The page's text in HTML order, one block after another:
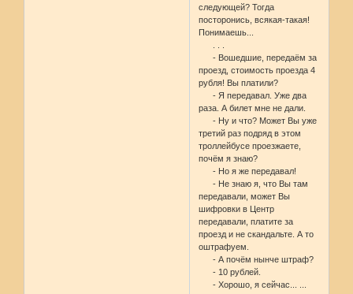
следующей? Тогда
посторонись, всякая-такая!
Понимаешь...
- Вошедшие, передаём за
проезд, стоимость проезда 4
рубля! Вы платили?
- Я передавал. Уже два
раза. А билет мне не дали.
- Ну и что? Может Вы уже
третий раз подряд в этом
троллейбусе проезжаете,
почём я знаю?
- Но я же передавал!
- Не знаю я, что Вы там
передавали, может Вы
шифровки в Центр
передавали, платите за
проезд и не скандальте. А то
оштрафуем.
- А почём нынче штраф?
- 10 рублей.
- Хорошо, я сейчас... ...